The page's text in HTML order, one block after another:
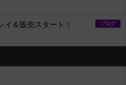
ブログ
イ＆販売スタート！